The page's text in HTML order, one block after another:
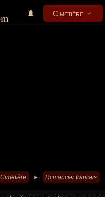
Cimetière
Cimetière ► Romancier francais